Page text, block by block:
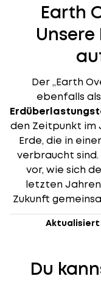
Earth
Der „Earth
ebenfalls als
den Zeitpunkt im
Erde, die in
verbraucht
vor, wie sich
letzten
Zukunft
Aktualisiert
Du